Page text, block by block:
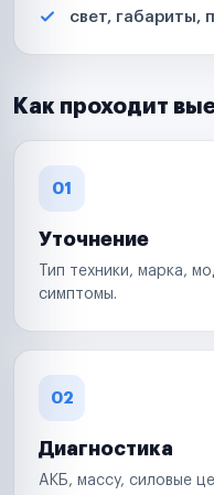
свет, габариты,
Как проходит
01
Уточнение
Тип техники, марка,
симптомы.
02
Диагностика
АКБ, массу, силовые